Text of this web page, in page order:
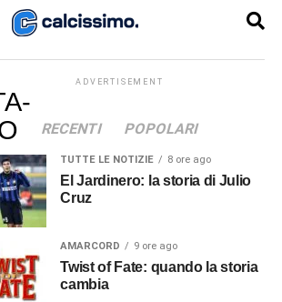
ADVERTISEMENT
RECENTI POPOLARI
TUTTE LE NOTIZIE 8 ore ago
El Jardinero: la storia di Julio
Cruz
AMARCORD 9 ore ago
Twist of Fate: quando la storia
cambia